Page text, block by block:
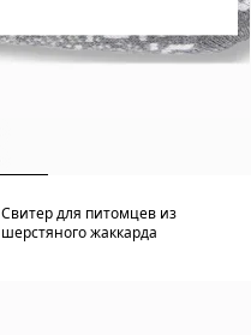
Свитер для питомцев из
шерстяного жаккарда